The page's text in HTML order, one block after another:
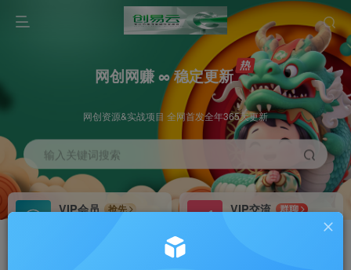
网创网赚 ∞ 稳定更新
网创资源&实战项目 全网首发全年365天更新
输入关键词搜索
VIP会员
抢先
VIP交流
群聊
研究探讨更多创业项目路子。